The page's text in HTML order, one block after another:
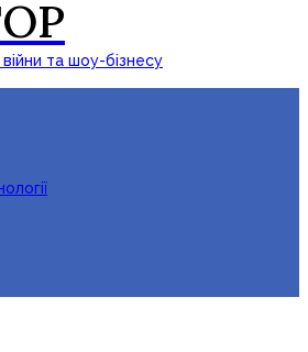
та шоу-бізнесу